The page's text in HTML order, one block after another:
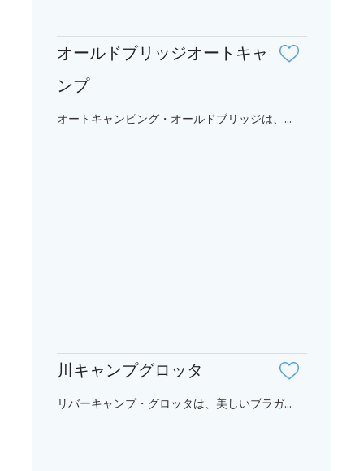
オールドブリッジオートキャ
ンプ
オートキャンピング・オールドブリッジは、...
川キャンプグロッタ
リバーキャンプ・グロッタは、美しいブラガ...